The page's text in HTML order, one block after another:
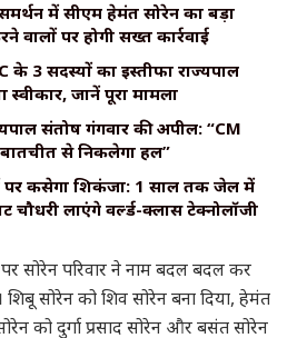
में सीएम हेमंत सोरेन का बड़ा
वालों पर होगी सख्त कार्रवाई
के 3 सदस्यों का इस्तीफा राज्यपाल
जानें पूरा मामला
संतोष गंगवार की अपील: “CM
से निकलेगा हल”
पर कसेगा शिकंजा: 1 साल तक जेल में
चौधरी लाएंगे वर्ल्ड-क्लास टेक्नोलॉजी
सोरेन परिवार ने नाम बदल बदल कर
सोरेन को शिव सोरेन बना दिया, हेमंत
को दुर्गा प्रसाद सोरेन और बसंत सोरेन